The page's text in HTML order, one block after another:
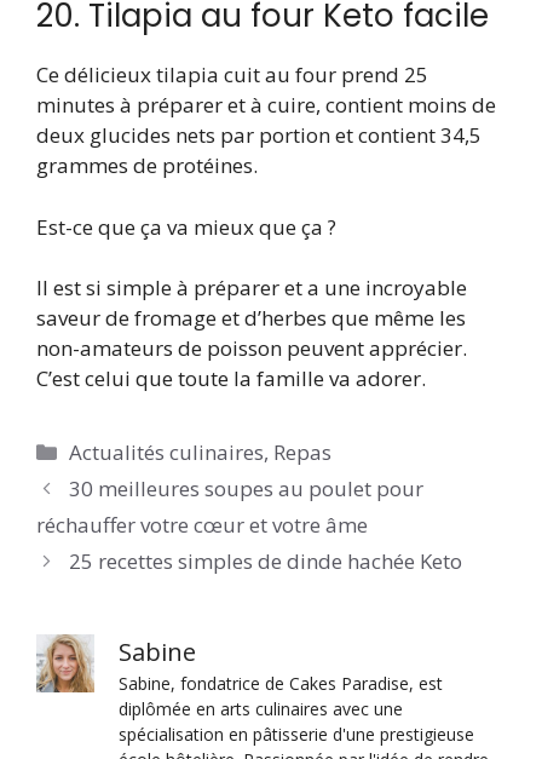
20. Tilapia au four Keto facile
Ce délicieux tilapia cuit au four prend 25
minutes à préparer et à cuire, contient moins de
deux glucides nets par portion et contient 34,5
grammes de protéines.
Est-ce que ça va mieux que ça ?
Il est si simple à préparer et a une incroyable
saveur de fromage et d’herbes que même les
non-amateurs de poisson peuvent apprécier.
C’est celui que toute la famille va adorer.
Catégories
Actualités culinaires, Repas
30 meilleures soupes au poulet pour
réchauffer votre cœur et votre âme
25 recettes simples de dinde hachée Keto
Sabine
Sabine, fondatrice de Cakes Paradise, est
diplômée en arts culinaires avec une
spécialisation en pâtisserie d'une prestigieuse